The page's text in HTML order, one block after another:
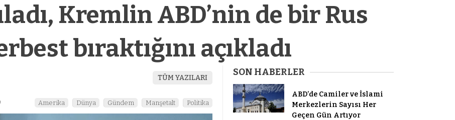
Kremlin ABD’nin de bir Rus
bıraktığını açıkladı
TÜM YAZILARI
Amerika Dünya Gündem Manşetalt Politika
SON HABERLER
ABD’de Camiler ve İslami
Merkezlerin Sayısı Her
Geçen Gün Artıyor